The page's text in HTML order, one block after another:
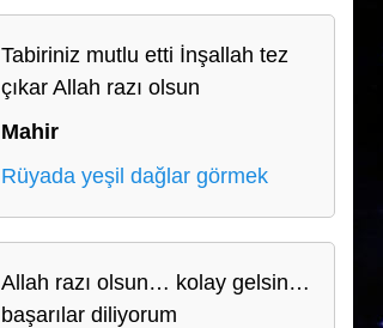
Tabiriniz mutlu etti İnşallah tez
çıkar Allah razı olsun
Mahir
Rüyada yeşil dağlar görmek
Allah razı olsun… kolay gelsin…
başarılar diliyorum